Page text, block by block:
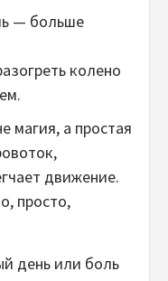
— больше
колено
магия, а простая
движение.
просто,
день или боль